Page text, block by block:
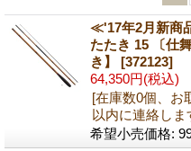
≪'17年2月新商
たたき 15 〔仕
き】 [372123]
64,350円(税込)
[在庫数0個、お
以内に連絡しま
希望小売価格: